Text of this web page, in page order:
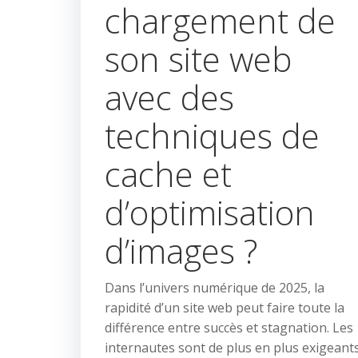
chargement de
son site web
avec des
techniques de
cache et
d’optimisation
d’images ?
Dans l’univers numérique de 2025, la
rapidité d’un site web peut faire toute la
différence entre succès et stagnation. Les
internautes sont de plus en plus